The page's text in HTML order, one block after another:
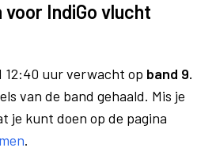
IndiGo vlucht
12:40 uur verwacht op band 9.
van de band gehaald. Mis je
je kunt doen op de pagina
.